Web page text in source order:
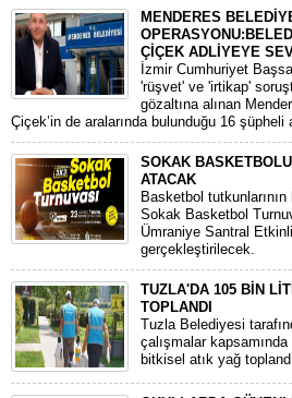
MENDERES
ÇİÇEK ADLİYEYE
​İzmir Cumhuriyet
'rüşvet' ve 'irtikap'
gözaltına alınan
Çiçek’in de aralarında bulunduğu 16
SOKAK
ATACAK
Basketbol
Sokak Basketbol
Ümraniye Santral
gerçekleştirilecek.
TUZLA'DA 105 BİN
TOPLANDI
Tuzla Belediyesi
çalışmalar
bitkisel atık yağ